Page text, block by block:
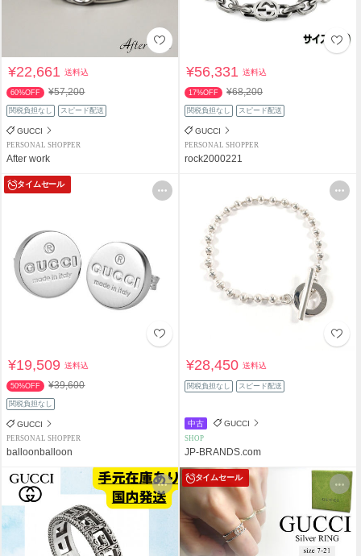
¥22,661送料込
60%OFF ¥57,200
関税負担なし スピード配送
GUCCI
PERSONAL SHOPPER
After work
¥56,331送料込
17%OFF ¥68,200
関税負担なし スピード配送
GUCCI
PERSONAL SHOPPER
rock2000221
タイムセール
¥19,509送料込
50%OFF ¥39,600
関税負担なし
GUCCI
PERSONAL SHOPPER
balloonballoon
¥28,450送料込
関税負担なし スピード配送
中古 GUCCI
SHOP
JP-BRANDS.com
タイムセール